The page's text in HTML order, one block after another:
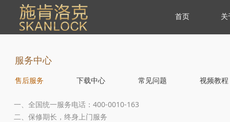
首页 关
服务中心
售后服务 下载中心 常见问题 视频教程
一、全国统一服务电话：400-0010-163
二、保修期长，终身上门服务